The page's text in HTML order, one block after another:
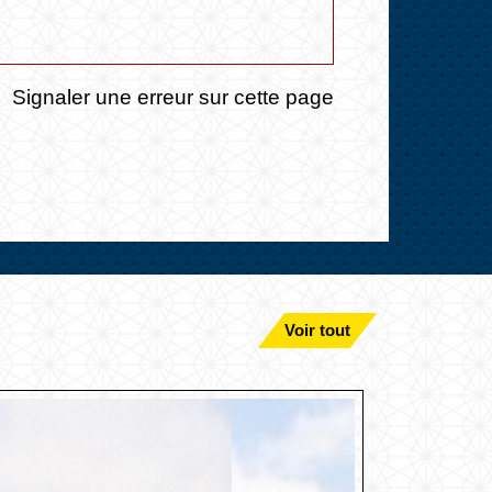
Signaler une erreur sur cette page
Voir tout